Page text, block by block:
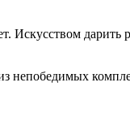
дарить
непобедимых